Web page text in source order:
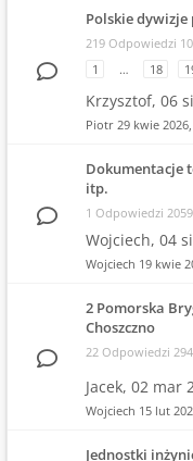
Polskie dywizje
219 Odpowiedzi
1
… 18
Krzysztof, 06
Piotr 29 kwie
Dokumentacje
itp.
1 Odpowiedzi
Wojciech, 04
Wojciech 19 kwie
2 Pomorska
Choszczno
22 Odpowiedzi
Jacek, 02 mar
Wojciech 15 lut
Jednostki